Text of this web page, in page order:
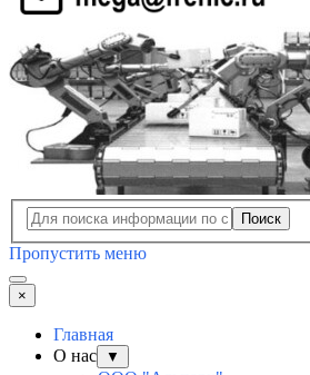
Поиск
Пропустить меню
×
Главная
О нас
▼